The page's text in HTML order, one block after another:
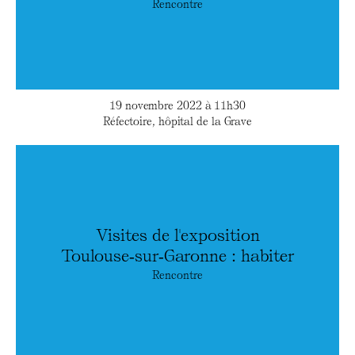
Rencontre
19 novembre 2022 à 11h30
Réfectoire, hôpital de la Grave
Visites de l'exposition
Toulouse‑sur‑Garonne : habiter
Rencontre